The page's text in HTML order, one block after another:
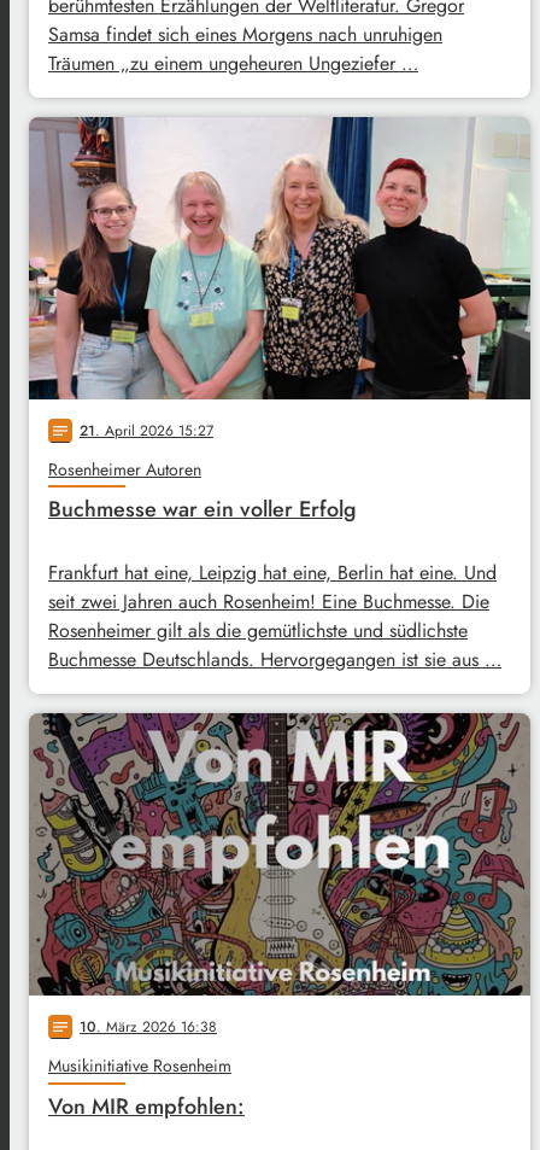
Samsa findet sich eines Morgens nach unruhigen
Träumen „zu einem ungeheuren Ungeziefer …
notes 21. April 2026 15:27
Rosenheimer Autoren
Buchmesse war ein voller Erfolg
Frankfurt hat eine, Leipzig hat eine, Berlin hat eine. Und
seit zwei Jahren auch Rosenheim! Eine Buchmesse. Die
Rosenheimer gilt als die gemütlichste und südlichste
Buchmesse Deutschlands. Hervorgegangen ist sie aus …
notes 10. März 2026 16:38
Musikinitiative Rosenheim
Von MIR empfohlen: